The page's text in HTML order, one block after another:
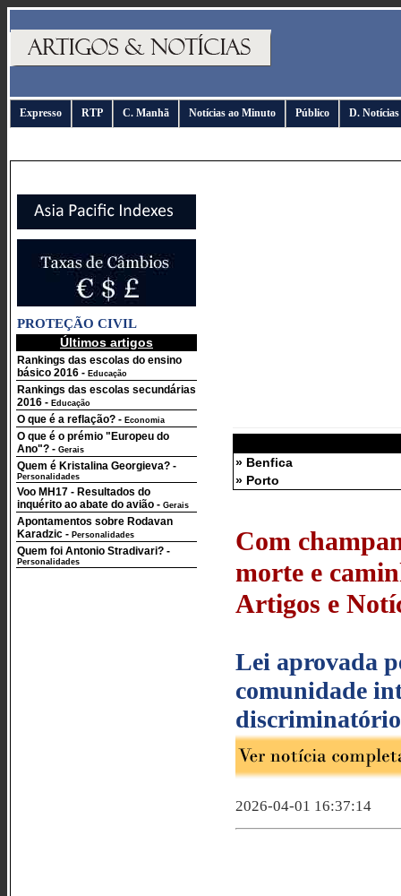
Expresso RTP C. Manhã Notícias ao Minuto Público D. Notícias
PROTEÇÃO CIVIL
Últimos artigos
Rankings das escolas do ensino
básico 2016 - Educação
Rankings das escolas secundárias
2016 - Educação
O que é a reflação? - Economia
O que é o prémio "Europeu do
Ano"? - Gerais
Quem é Kristalina Georgieva? -
Personalidades
Voo MH17 - Resultados do
inquérito ao abate do avião - Gerais
Apontamentos sobre Rodavan
Karadzic - Personalidades
Quem foi Antonio Stradivari? -
Personalidades
» Benfica
» Porto
Com
morte e
Artigos e
Lei aprovada
comunidade
2026-04-01 16:37:14